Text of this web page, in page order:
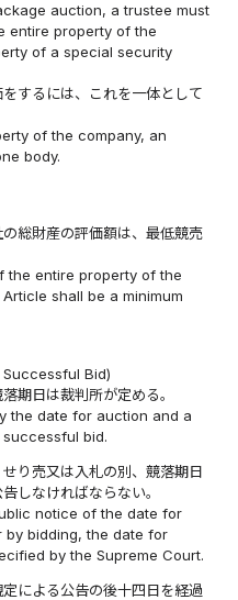
auction, a trustee must
entire property of the
of a special security
するには、これを一体として
of the company, an
body.
総財産の評価額は、最低競売
the entire property of the
shall be a minimum
Bid)
期日は裁判所が定める。
the date for auction and a
bid.
り売又は入札の別、競落期日
しなければならない。
notice of the date for
by bidding, the date for
by the Supreme Court.
による公告の後十四日を経過